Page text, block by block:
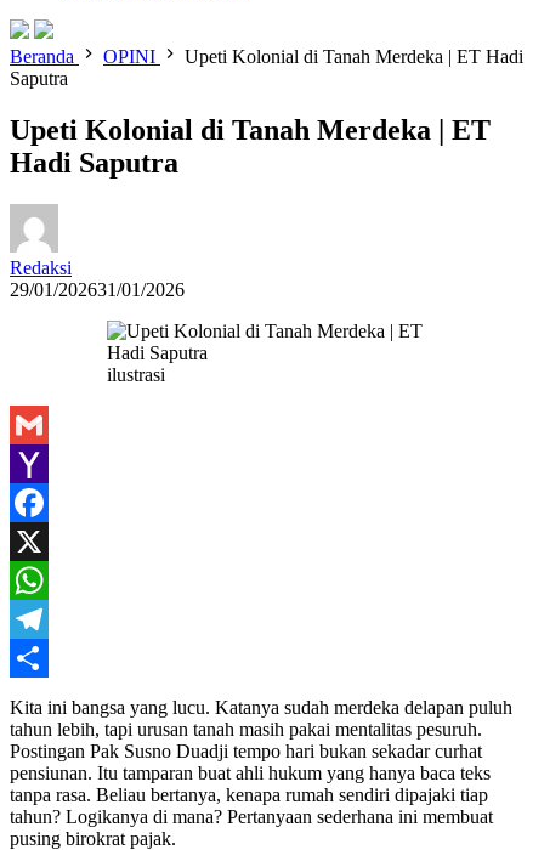
Beranda OPINI
Upeti Kolonial di Tanah Merdeka | ET Hadi
Saputra
Upeti Kolonial di Tanah Merdeka | ET
Hadi Saputra
Redaksi
29/01/202631/01/2026
ilustrasi
Gmail
Yahoo
Mail
Facebook
X
WhatsApp
Telegram
Share
Kita ini bangsa yang lucu. Katanya sudah merdeka delapan puluh
tahun lebih, tapi urusan tanah masih pakai mentalitas pesuruh.
Postingan Pak Susno Duadji tempo hari bukan sekadar curhat
pensiunan. Itu tamparan buat ahli hukum yang hanya baca teks
tanpa rasa. Beliau bertanya, kenapa rumah sendiri dipajaki tiap
tahun? Logikanya di mana? Pertanyaan sederhana ini membuat
pusing birokrat pajak.